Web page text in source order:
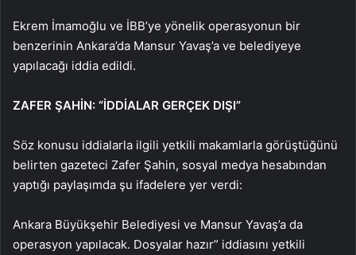
Ekrem İmamoğlu ve İBB’ye yönelik operasyonun bir
benzerinin Ankara’da Mansur Yavaş’a ve belediyeye
yapılacağı iddia edildi.
ZAFER ŞAHİN: “İDDİALAR GERÇEK DIŞI”
Söz konusu iddialarla ilgili yetkili makamlarla görüştüğünü
belirten gazeteci Zafer Şahin, sosyal medya hesabından
yaptığı paylaşımda şu ifadelere yer verdi:
Ankara Büyükşehir Belediyesi ve Mansur Yavaş’a da
operasyon yapılacak. Dosyalar hazır” iddiasını yetkili